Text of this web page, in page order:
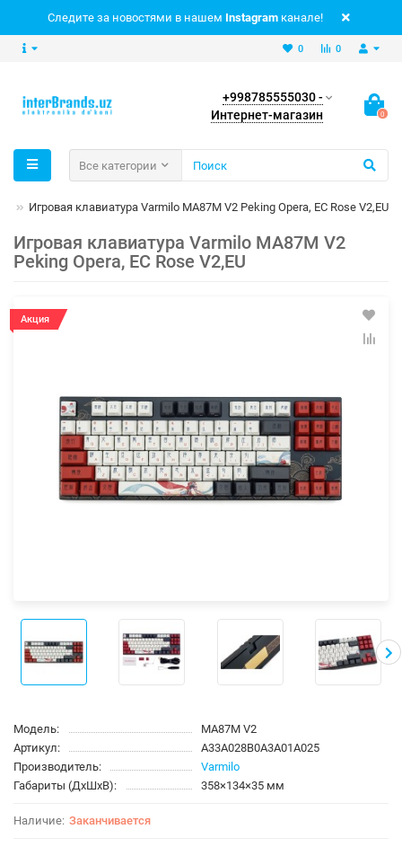
Следите за новостями в нашем Instagram канале!
0
0
+998785555030 -
Интернет-магазин
0
Все категории
Игровая клавиатура Varmilo MA87M V2 Peking Opera, EC Rose V2,EU
Игровая клавиатура Varmilo MA87M V2
Peking Opera, EC Rose V2,EU
Акция
Модель:
MA87M V2
Артикул:
A33A028B0A3A01A025
Производитель:
Varmilo
Габариты (ДхШхВ):
358×134×35 мм
Заканчивается